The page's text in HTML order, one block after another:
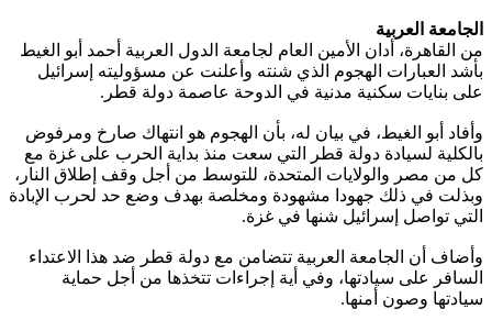
الجامعة العربية
من القاهرة، أدان الأمين العام لجامعة الدول العربية أحمد أبو الغيط
بأشد العبارات الهجوم الذي شنته وأعلنت عن مسؤوليته إسرائيل
على بنايات سكنية مدنية في الدوحة عاصمة دولة قطر.
وأفاد أبو الغيط، في بيان له، بأن الهجوم هو انتهاك صارخ ومرفوض
بالكلية لسيادة دولة قطر التي سعت منذ بداية الحرب على غزة مع
كل من مصر والولايات المتحدة، للتوسط من أجل وقف إطلاق النار،
وبذلت في ذلك جهودا مشهودة ومخلصة بهدف وضع حد لحرب الإبادة
التي تواصل إسرائيل شنها في غزة.
وأضاف أن الجامعة العربية تتضامن مع دولة قطر ضد هذا الاعتداء
السافر على سيادتها، وفي أية إجراءات تتخذها من أجل حماية
سيادتها وصون أمنها.